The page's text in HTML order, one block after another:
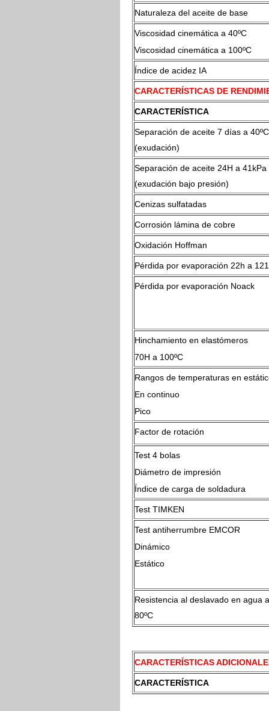
Naturaleza del aceite de base
Viscosidad cinemática a
Viscosidad cinemática a 100ºC
Índice de acidez IA
CARACTERÍSTICAS DE
CARACTERÍSTICA
Separación de aceite 7 días a 40ºC
(exudación)
Separación de aceite 24H a 41kPa
(exudación bajo presión)
Cenizas sulfatadas
Corrosión lámina de cobre
Oxidación Hoffman
Pérdida por evaporación 22h a
Pérdida por evaporación Noack
Hinchamiento en elastómeros
70H a 100ºC
Rangos de temperaturas en
En continuo
Pico
Factor de rotación
Test 4 bolas
Diámetro de impresión
Índice de carga de soldadura
Test TIMKEN
Test antiherrumbre EMCOR
Dinámico
Estático
Resistencia al deslavado en agua a
80ºC
CARACTERÍSTICAS
CARACTERÍSTICA